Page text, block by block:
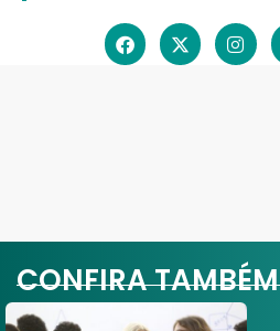
CONFIRA TAMBÉM